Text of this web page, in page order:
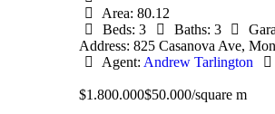
Area: 80.12
Beds: 3 Baths: 3
Address: 825 Casanova Ave,
Agent: Andrew Tarlington
$1.800.000$50.000/square m